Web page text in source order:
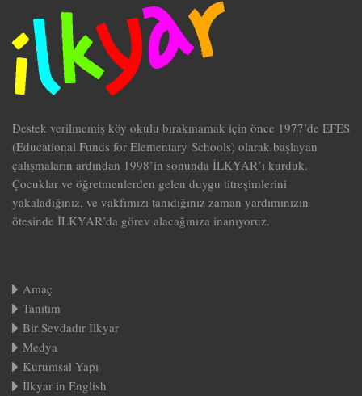
Destek verilmemiş köy okulu bırakmamak için önce 1977’de EFES
(Educational Funds for Elementary Schools) olarak başlayan
çalışmaların ardından 1998’in sonunda İLKYAR’ı kurduk.
Çocuklar ve öğretmenlerden gelen duygu titreşimlerini
yakaladığınız, ve vakfımızı tanıdığınız zaman yardımınızın
ötesinde İLKYAR’da görev alacağınıza inanıyoruz.
Amaç
Tanıtım
Bir Sevdadır İlkyar
Medya
Kurumsal Yapı
İlkyar in English